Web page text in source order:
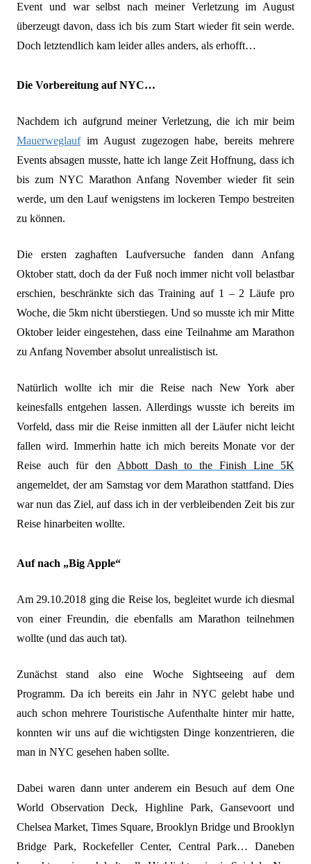
Event und war selbst nach meiner Verletzung im August
überzeugt davon, dass ich bis zum Start wieder fit sein werde.
Doch letztendlich kam leider alles anders, als erhofft…
Die Vorbereitung auf NYC…
Nachdem ich aufgrund meiner Verletzung, die ich mir beim
Mauerweglaufim August zugezogen habe, bereits mehrere
Events absagen musste, hatte ich lange Zeit Hoffnung, dass ich
bis zum NYC Marathon Anfang November wieder fit sein
werde, um den Lauf wenigstens im lockeren Tempo bestreiten
zu können.
Die ersten zaghaften Laufversuche fanden dann Anfang
Oktober statt, doch da der Fuß noch immer nicht voll belastbar
erschien, beschränkte sich das Training auf 1 – 2 Läufe pro
Woche, die 5km nicht überstiegen. Und so musste ich mir Mitte
Oktober leider eingestehen, dass eine Teilnahme am Marathon
zu Anfang November absolut unrealistisch ist.
Natürlich wollte ich mir die Reise nach New York aber
keinesfalls entgehen lassen. Allerdings wusste ich bereits im
Vorfeld, dass mir die Reise inmitten all der Läufer nicht leicht
fallen wird. Immerhin hatte ich mich bereits Monate vor der
Reise auch für den Abbott Dash to the Finish Line 5K
angemeldet, der am Samstag vor dem Marathon stattfand. Dies
war nun das Ziel, auf dass ich in der verbleibenden Zeit bis zur
Reise hinarbeiten wollte.
Auf nach „Big Apple“
Am 29.10.2018 ging die Reise los, begleitet wurde ich diesmal
von einer Freundin, die ebenfalls am Marathon teilnehmen
wollte (und das auch tat).
Zunächst stand also eine Woche Sightseeing auf dem
Programm. Da ich bereits ein Jahr in NYC gelebt habe und
auch schon mehrere Touristische Aufenthalte hinter mir hatte,
konnten wir uns auf die wichtigsten Dinge konzentrieren, die
man in NYC gesehen haben sollte.
Dabei waren dann unter anderem ein Besuch auf dem One
World Observation Deck, Highline Park, Gansevoort und
Chelsea Market, Times Square, Brooklyn Bridge und Brooklyn
Bridge Park, Rockefeller Center, Central Park… Daneben